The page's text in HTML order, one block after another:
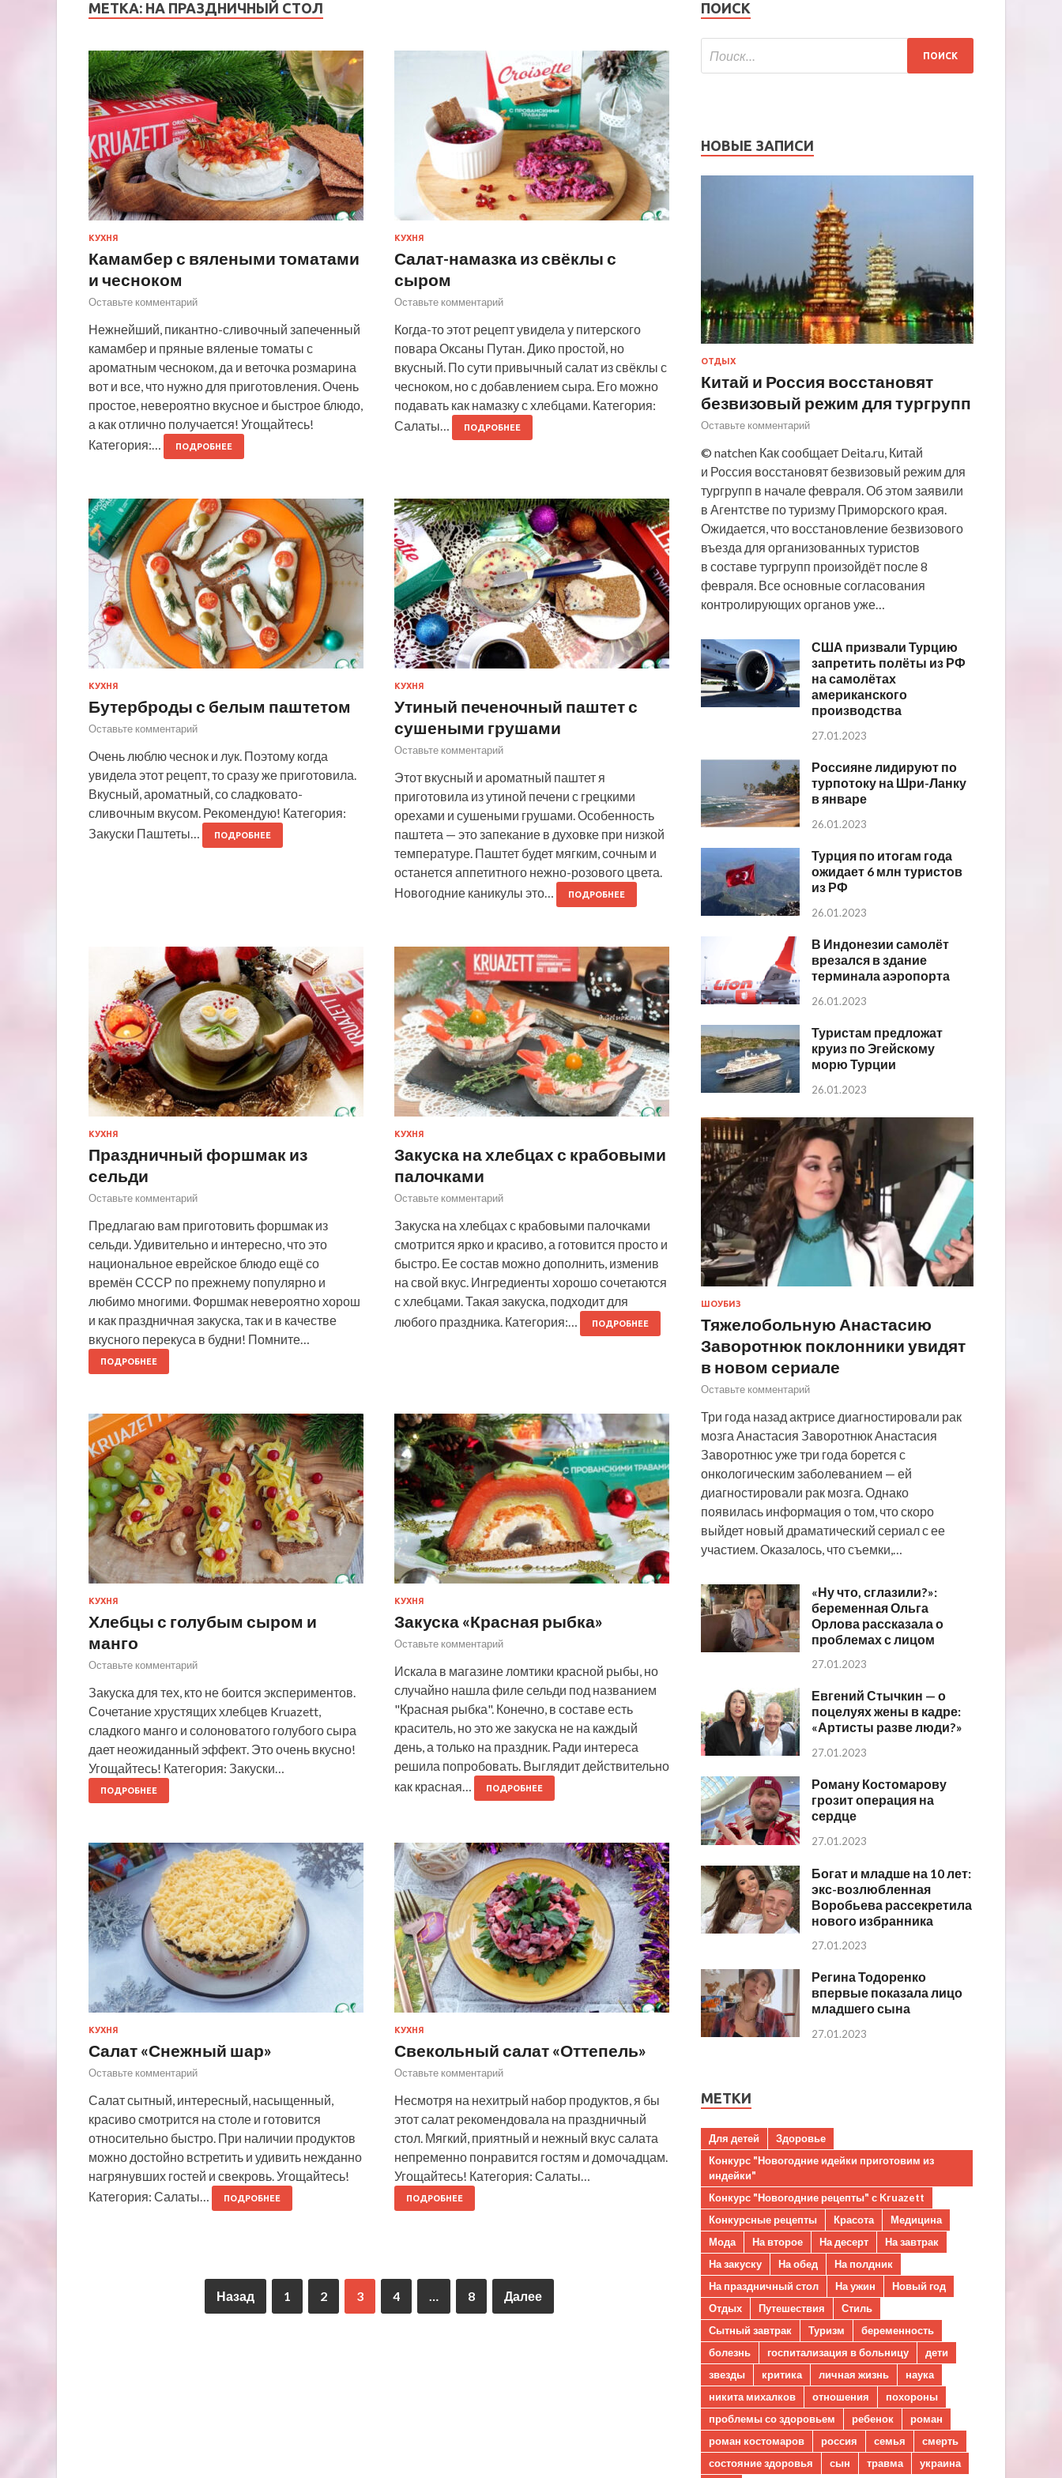
МЕТКА: НА ПРАЗДНИЧНЫЙ СТОЛ
КУХНЯ
Камамбер с вялеными томатами
и чесноком
Оставьте комментарий
Нежнейший, пикантно-сливочный запеченный
камамбер и пряные вяленые томаты с
ароматным чесноком, да и веточка розмарина
вот и все, что нужно для приготовления. Очень
простое, невероятно вкусное и быстрое блюдо,
а как отлично получается! Угощайтесь!
Категория:…
ПОДРОБНЕЕ
КУХНЯ
Салат-намазка из свёклы с
сыром
Оставьте комментарий
Когда-то этот рецепт увидела у питерского
повара Оксаны Путан. Дико простой, но
вкусный. По сути привычный салат из свёклы с
чесноком, но с добавлением сыра. Его можно
подавать как намазку с хлебцами. Категория:
Салаты…
ПОДРОБНЕЕ
КУХНЯ
Бутерброды с белым паштетом
Оставьте комментарий
Очень люблю чеснок и лук. Поэтому когда
увидела этот рецепт, то сразу же приготовила.
Вкусный, ароматный, со сладковато-
сливочным вкусом. Рекомендую! Категория:
Закуски Паштеты…
ПОДРОБНЕЕ
КУХНЯ
Утиный печеночный паштет с
сушеными грушами
Оставьте комментарий
Этот вкусный и ароматный паштет я
приготовила из утиной печени с грецкими
орехами и сушеными грушами. Особенность
паштета — это запекание в духовке при низкой
температуре. Паштет будет мягким, сочным и
останется аппетитного нежно-розового цвета.
Новогодние каникулы это…
ПОДРОБНЕЕ
КУХНЯ
Праздничный форшмак из
сельди
Оставьте комментарий
Предлагаю вам приготовить форшмак из
сельди. Удивительно и интересно, что это
национальное еврейское блюдо ещё со
времён СССР по прежнему популярно и
любимо многими. Форшмак невероятно хорош
и как праздничная закуска, так и в качестве
вкусного перекуса в будни! Помните…
ПОДРОБНЕЕ
КУХНЯ
Закуска на хлебцах с крабовыми
палочками
Оставьте комментарий
Закуска на хлебцах с крабовыми палочками
смотрится ярко и красиво, а готовится просто и
быстро. Ее состав можно дополнить, изменив
на свой вкус. Ингредиенты хорошо сочетаются
с хлебцами. Такая закуска, подходит для
любого праздника. Категория:…
ПОДРОБНЕЕ
КУХНЯ
Хлебцы с голубым сыром и
манго
Оставьте комментарий
Закуска для тех, кто не боится экспериментов.
Сочетание хрустящих хлебцев Kruazett,
сладкого манго и солоноватого голубого сыра
дает неожиданный эффект. Это очень вкусно!
Угощайтесь! Категория: Закуски…
ПОДРОБНЕЕ
КУХНЯ
Закуска «Красная рыбка»
Оставьте комментарий
Искала в магазине ломтики красной рыбы, но
случайно нашла филе сельди под названием
"Красная рыбка". Конечно, в составе есть
краситель, но это же закуска не на каждый
день, а только на праздник. Ради интереса
решила попробовать. Выглядит действительно
как красная…
ПОДРОБНЕЕ
КУХНЯ
Салат «Снежный шар»
Оставьте комментарий
Салат сытный, интересный, насыщенный,
красиво смотрится на столе и готовится
относительно быстро. При наличии продуктов
можно достойно встретить и удивить нежданно
нагрянувших гостей и свекровь. Угощайтесь!
Категория: Салаты…
ПОДРОБНЕЕ
КУХНЯ
Свекольный салат «Оттепель»
Оставьте комментарий
Несмотря на нехитрый набор продуктов, я бы
этот салат рекомендовала на праздничный
стол. Мягкий, приятный и нежный вкус салата
непременно понравится гостям и домочадцам.
Угощайтесь! Категория: Салаты…
ПОДРОБНЕЕ
Назад 1 2 3 4 … 8 Далее
ПОИСК
НОВЫЕ ЗАПИСИ
ОТДЫХ
Китай и Россия восстановят
безвизовый режим для тургрупп
Оставьте комментарий
© natchen Как сообщает Deita.ru, Китай
и Россия восстановят безвизовый режим для
тургрупп в начале февраля. Об этом заявили
в Агентстве по туризму Приморского края.
Ожидается, что восстановление безвизового
въезда для организованных туристов
в составе тургрупп произойдёт после 8
февраля. Все основные согласования
контролирующих органов уже…
США призвали Турцию
запретить полёты из РФ
на самолётах
американского
производства
27.01.2023
Россияне лидируют по
турпотоку на Шри-Ланку
в январе
26.01.2023
Турция по итогам года
ожидает 6 млн туристов
из РФ
26.01.2023
В Индонезии самолёт
врезался в здание
терминала аэропорта
26.01.2023
Туристам предложат
круиз по Эгейскому
морю Турции
26.01.2023
ШОУБИЗ
Тяжелобольную Анастасию
Заворотнюк поклонники увидят
в новом сериале
Оставьте комментарий
Три года назад актрисе диагностировали рак
мозга Анастасия Заворотнюк Анастасия
Заворотнюс уже три года борется с
онкологическим заболеванием — ей
диагностировали рак мозга. Однако
появилась информация о том, что скоро
выйдет новый драматический сериал с ее
участием. Оказалось, что съемки,…
«Ну что, сглазили?»:
беременная Ольга
Орлова рассказала о
проблемах с лицом
27.01.2023
Евгений Стычкин — о
поцелуях жены в кадре:
«Артисты разве люди?»
27.01.2023
Роману Костомарову
грозит операция на
сердце
27.01.2023
Богат и младше на 10 лет:
экс-возлюбленная
Воробьева рассекретила
нового избранника
27.01.2023
Регина Тодоренко
впервые показала лицо
младшего сына
27.01.2023
МЕТКИ
Для детей
Здоровье
Конкурс "Новогодние идейки приготовим из
индейки"
Конкурс "Новогодние рецепты" с Kruazett
Конкурсные рецепты
Красота
Медицина
Мода
На второе На десерт
На завтрак
На закуску
На обед
На полдник
На праздничный стол
На ужин
Новый год
Отдых
Путешествия
Стиль
Сытный завтрак
Туризм
беременность
болезнь
госпитализация в больницу
дети
звезды
критика личная жизнь
наука
никита михалков
отношения
похороны
проблемы со здоровьем
ребенок
роман
роман костомаров
россия семья
смерть
состояние здоровья
сын травма украина